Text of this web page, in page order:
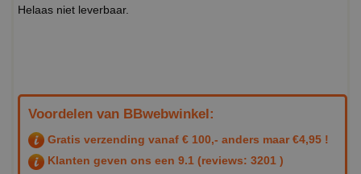
Helaas niet leverbaar.
Voordelen van BBwebwinkel:
Gratis verzending vanaf € 100,- anders maar €4,95 !
Klanten geven ons een 9.1 (reviews: 3201 )